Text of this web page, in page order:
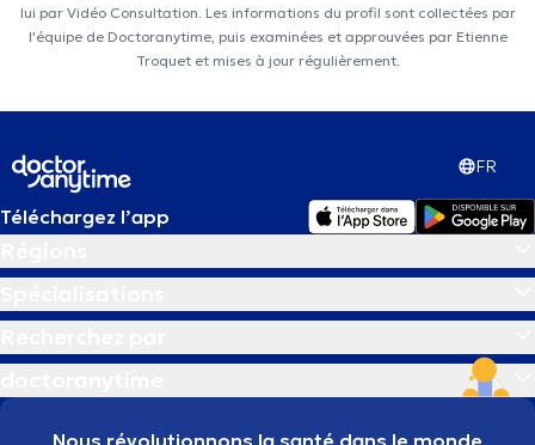
lui par Vidéo Consultation. Les informations du profil sont collectées par
l'équipe de Doctoranytime, puis examinées et approuvées par Etienne
Troquet et mises à jour régulièrement.
FR
Téléchargez l’app
Nous révolutionnons la santé dans le monde